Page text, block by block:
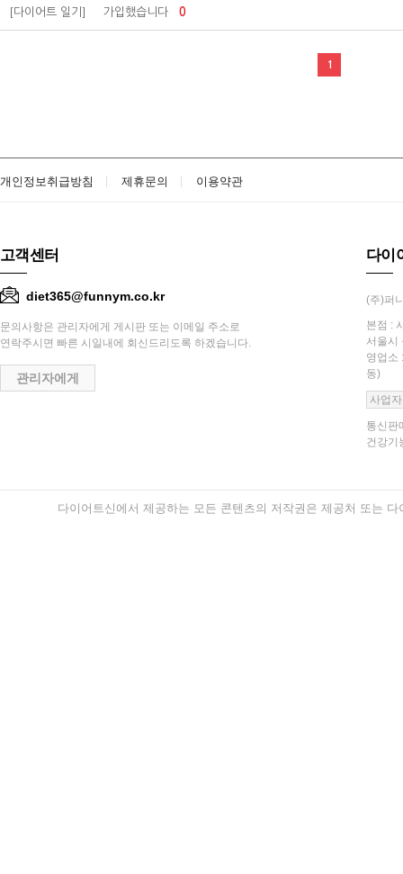
[다이어트 일기] 가입했습니다 0
1
개인정보취급방침 제휴문의 이용약관
고객센터
diet365@funnym.co.kr
문의사항은 관리자에게 게시판 또는 이메일 주소로
연락주시면 빠른 시일내에 회신드리도록 하겠습니다.
관리자에게
다이
(주)퍼
본점 :
서울시
영업소
동)
사업
통신판
건강기
다이어트신에서 제공하는 모든 콘텐츠의 저작권은 제공처 또는